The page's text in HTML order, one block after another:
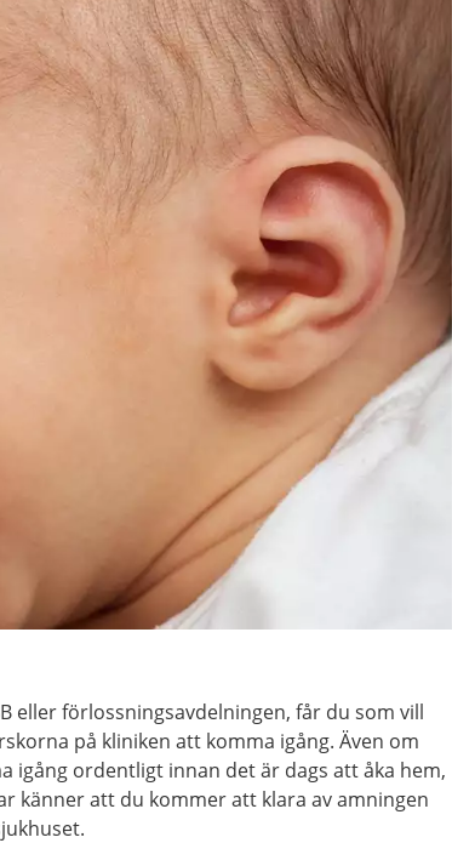
eller förlossningsavdelningen, får du som vill
på kliniken att komma igång. Även om
igång ordentligt innan det är dags att åka hem,
känner att du kommer att klara av amningen